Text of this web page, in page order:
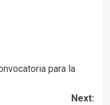
para la
Next: